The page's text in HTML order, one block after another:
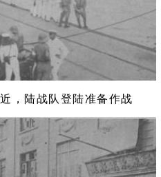
，陆战队登陆准备作战